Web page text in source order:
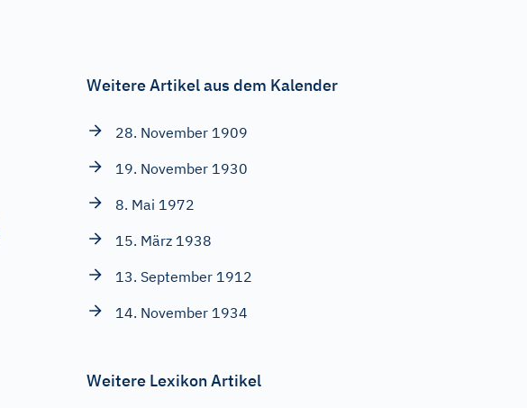
Weitere Artikel aus dem Kalender
28. November 1909
19. November 1930
8. Mai 1972
15. März 1938
13. September 1912
14. November 1934
Weitere Lexikon Artikel